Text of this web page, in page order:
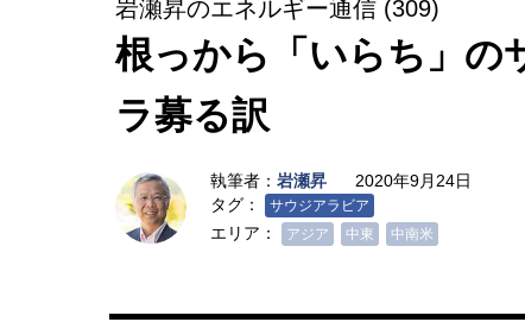
岩瀬昇のエネルギー通信 (309)
根っから「いらち」の
ラ募る訳
執筆者： 岩瀬昇
2020年9月24日
タグ：
サウジアラビア
エリア： アジア 中東 中南米